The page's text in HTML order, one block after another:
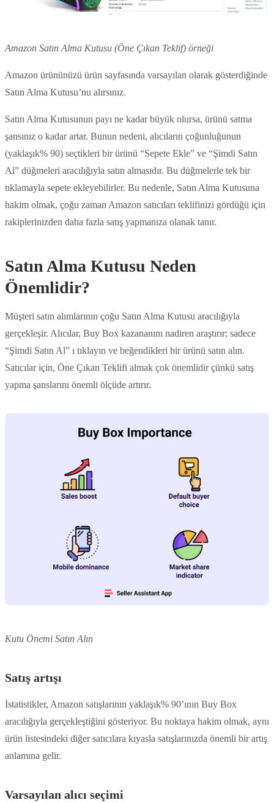
Amazon Satın Alma Kutusu (Öne Çıkan Teklif) örneği
Amazon ürününüzü ürün sayfasında varsayılan olarak gösterdiğinde
Satın Alma Kutusu’nu alırsınız.
Satın Alma Kutusunun payı ne kadar büyük olursa, ürünü satma
şansınız o kadar artar. Bunun nedeni, alıcıların çoğunluğunun
(yaklaşık% 90) seçtikleri bir ürünü “Sepete Ekle” ve “Şimdi Satın
Al” düğmeleri aracılığıyla satın almasıdır. Bu düğmelerle tek bir
tıklamayla sepete ekleyebilirler. Bu nedenle, Satın Alma Kutusuna
hakim olmak, çoğu zaman Amazon satıcıları teklifinizi gördüğü için
rakiplerinizden daha fazla satış yapmanıza olanak tanır.
Satın Alma Kutusu Neden
Önemlidir?
Müşteri satın alımlarının çoğu Satın Alma Kutusu aracılığıyla
gerçekleşir. Alıcılar, Buy Box kazananını nadiren araştırır; sadece
“Şimdi Satın Al” ı tıklayın ve beğendikleri bir ürünü satın alın.
Satıcılar için, Öne Çıkan Teklifi almak çok önemlidir çünkü satış
yapma şanslarını önemli ölçüde artırır.
Kutu Önemi Satın Alın
Satış artışı
İstatistikler, Amazon satışlarının yaklaşık% 90’ının Buy Box
aracılığıyla gerçekleştiğini gösteriyor. Bu noktaya hakim olmak, aynı
ürün listesindeki diğer satıcılara kıyasla satışlarınızda önemli bir artış
anlamına gelir.
Varsayılan alıcı seçimi